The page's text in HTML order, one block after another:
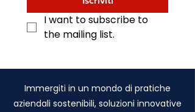
I want to subscribe to
the mailing list.
Immergiti in un mondo di pratiche
aziendali sostenibili, soluzioni innovative